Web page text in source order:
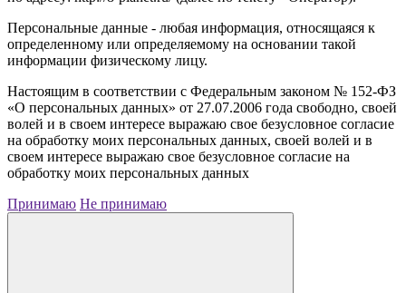
Персональные данные - любая информация, относящаяся к
определенному или определяемому на основании такой
информации физическому лицу.
Настоящим в соответствии с Федеральным законом № 152-ФЗ
«О персональных данных» от 27.07.2006 года свободно, своей
волей и в своем интересе выражаю свое безусловное согласие
на обработку моих персональных данных, своей волей и в
своем интересе выражаю свое безусловное согласие на
обработку моих персональных данных
Принимаю Не принимаю